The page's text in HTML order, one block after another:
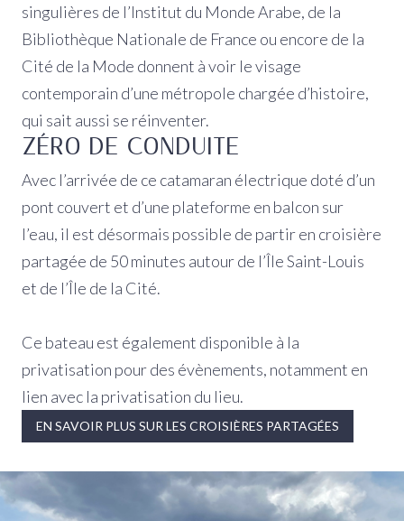
singulières de l’Institut du Monde Arabe, de la
Bibliothèque Nationale de France ou encore de la
Cité de la Mode donnent à voir le visage
contemporain d’une métropole chargée d’histoire,
qui sait aussi se réinventer.
ZÉRO DE CONDUITE
Avec l’arrivée de ce catamaran électrique doté d’un
pont couvert et d’une plateforme en balcon sur
l’eau, il est désormais possible de partir en croisière
partagée de 50 minutes autour de l’Île Saint-Louis
et de l’Île de la Cité.
Ce bateau est également disponible à la
privatisation pour des évènements, notamment en
lien avec la privatisation du lieu.
EN SAVOIR PLUS SUR LES CROISIÈRES PARTAGÉES